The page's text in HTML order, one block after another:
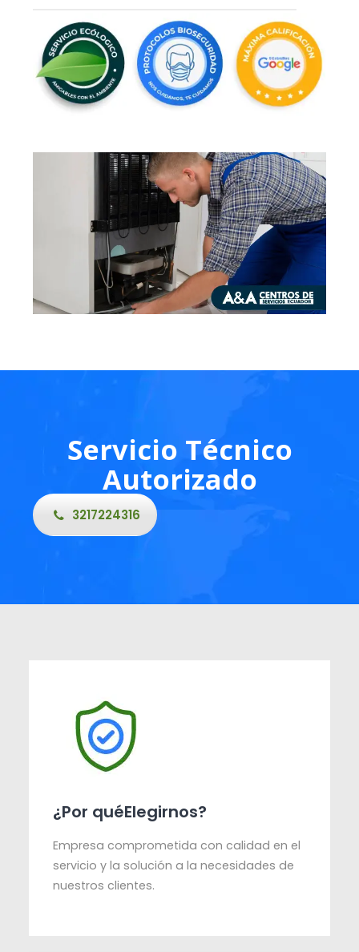
Servicio Técnico
Autorizado
3217224316
¿Por quéElegirnos?
Empresa comprometida con calidad en el
servicio y la solución a la necesidades de
nuestros clientes.